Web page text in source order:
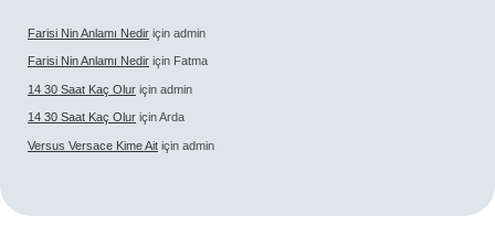
Farisi Nin Anlamı Nedir için admin
Farisi Nin Anlamı Nedir için Fatma
14 30 Saat Kaç Olur için admin
14 30 Saat Kaç Olur içinArda
Versus Versace Kime Ait için admin